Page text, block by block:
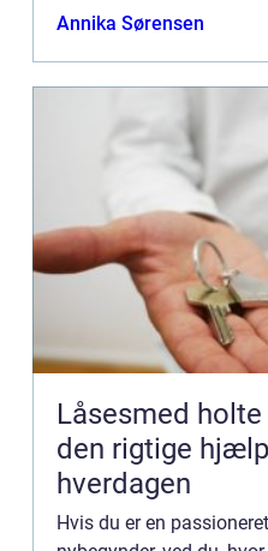
beklædning og tilbehør
Annika Sørensen
Låsesmed holte sådan vælger du
den rigtige
hverdagen
Hvis du er en